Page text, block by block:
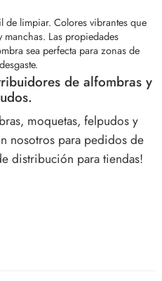
de limpiar. Colores vibrantes que
manchas. Las propiedades
sea perfecta para zonas de
de alfombras y
moquetas, felpudos y
nosotros para pedidos de
distribución para tiendas!